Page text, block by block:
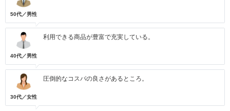
50代／男性
40代／男性
利用できる商品が豊富で充実している。
30代／女性
圧倒的なコスパの良さがあるところ。